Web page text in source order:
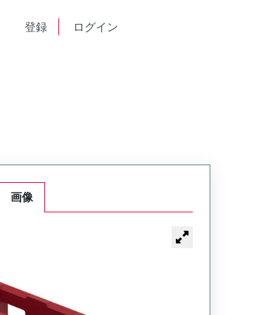
登録 ログイン
画像